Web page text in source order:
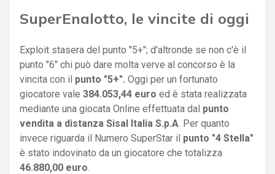
SuperEnalotto, le vincite di oggi
Exploit stasera del punto "5+"; d'altronde se non c'è il
punto "6" chi può dare molta verve al concorso è la
vincita con il punto "5+". Oggi per un fortunato
giocatore vale 384.053,44 euro ed è stata realizzata
mediante una giocata Online effettuata dal punto
vendita a distanza Sisal Italia S.p.A . Per quanto
invece riguarda il Numero SuperStar il punto "4 Stella"
è stato indovinato da un giocatore che totalizza
46.880,00 euro